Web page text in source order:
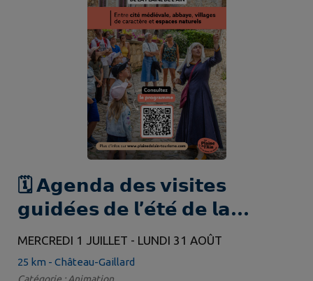
🗓️ 𝗔𝗴𝗲𝗻𝗱𝗮 𝗱𝗲𝘀 𝘃𝗶𝘀𝗶𝘁𝗲𝘀
𝗴𝘂𝗶𝗱𝗲́𝗲𝘀 𝗱𝗲 𝗹’𝗲́𝘁𝗲́ 𝗱𝗲 𝗹𝗮
𝗣𝗹𝗮𝗶𝗻𝗲 𝗱𝗲 𝗹’𝗔𝗶𝗻 𝗲𝗻 𝟮𝟬𝟮𝟲
MERCREDI 1 JUILLET - LUNDI 31 AOÛT
25 km - Château-Gaillard